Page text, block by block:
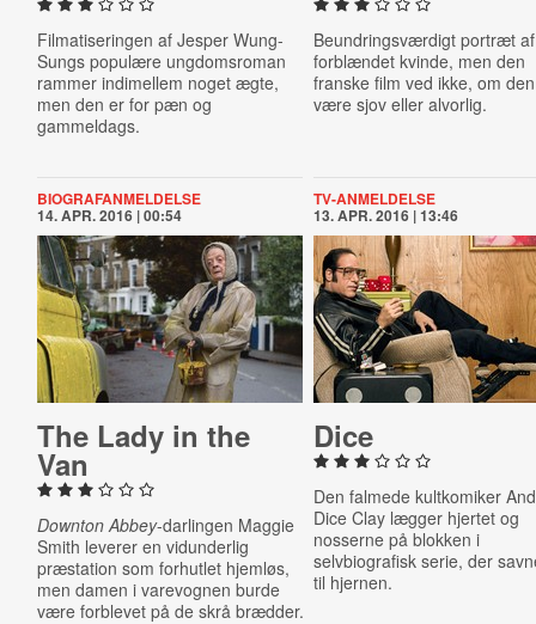
Filmatiseringen af Jesper Wung-
Sungs populære ungdomsroman
rammer indimellem noget ægte,
men den er for pæn og
gammeldags.
Beundringsværdigt portræt
forblændet kvinde, men den
franske film ved ikke, om
være sjov eller alvorlig.
BIOGRAFANMELDELSE
14. APR. 2016 | 00:54
The Lady in the
Van
Downton Abbey-darlingen Maggie
Smith leverer en vidunderlig
præstation som forhutlet hjemløs,
men damen i varevognen burde
være forblevet på de skrå brædder.
TV-ANMELDELSE
13. APR. 2016 | 13:46
Dice
Den falmede kultkomiker
Dice Clay lægger hjertet og
nosserne på blokken i
selvbiografisk serie, der
til hjernen.